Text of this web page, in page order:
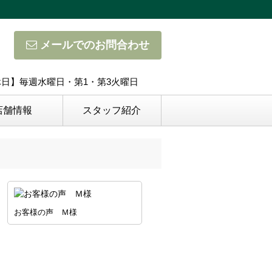
メールでのお問合わせ
】毎週水曜日・第1・第3火曜日
舗情報 スタッフ紹介
お客様の声 Ｍ様